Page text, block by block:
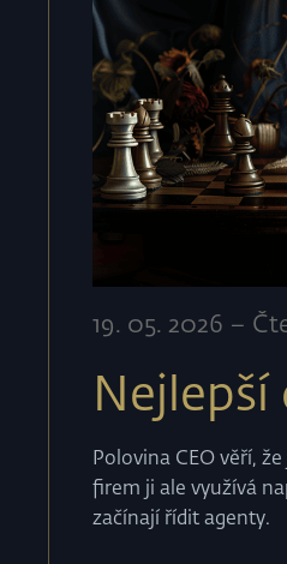
19. 05. 2026 –
Nejlepší
Polovina CEO věří,
firem ji ale využívá
začínají řídit agenty.